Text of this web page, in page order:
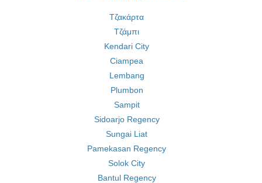
Τζακάρτα
Τζάμπι
Kendari City
Ciampea
Lembang
Plumbon
Sampit
Sidoarjo Regency
Sungai Liat
Pamekasan Regency
Solok City
Bantul Regency